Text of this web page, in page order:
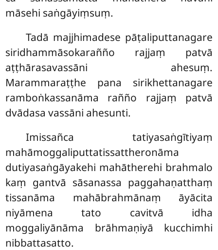
māsehi saṅgāyiṃsuṃ.
Tadā majjhimadese pāṭaliputtanagare
siridhammāsokarañño rajjaṃ patvā
aṭṭhārasavassāni ahesuṃ.
Marammaraṭṭhe pana sirikhettanagare
ramboṅkassanāma rañño rajjaṃ patvā
dvādasa vassāni ahesunti.
Imissañca tatiyasaṅgītiyaṃ
mahāmoggaliputtatissattheronāma
dutiyasaṅgāyakehi mahātherehi brahmalo
kaṃ gantvā sāsanassa paggahaṇatthaṃ
tissanāma mahābrahmānaṃ āyācita
niyāmena tato cavitvā idha
moggaliyānāma brāhmaṇiyā kucchimhi
nibbattasatto.